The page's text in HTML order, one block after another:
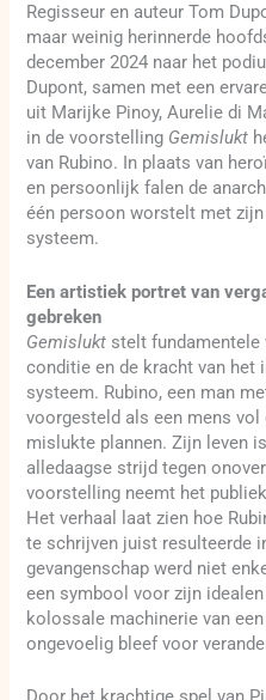
Regisseur en auteur Tom
maar weinig herinnerde
december 2024 naar het
Dupont, samen met een
uit Marijke Pinoy, Aurelie di
in de voorstelling Gemislukt
van Rubino. In plaats van
en persoonlijk falen de
één persoon worstelt met
systeem.
Een artistiek portret van
gebreken
Gemislukt stelt fundamentele
conditie en de kracht van het
systeem. Rubino, een man
voorgesteld als een mens
mislukte plannen. Zijn leven
alledaagse strijd tegen
voorstelling neemt het
Het verhaal laat zien hoe
te schrijven juist resulteerde
gevangenschap werd niet
een symbool voor zijn
kolossale machinerie van
ongevoelig bleef voor